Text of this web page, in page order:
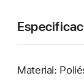
Material: